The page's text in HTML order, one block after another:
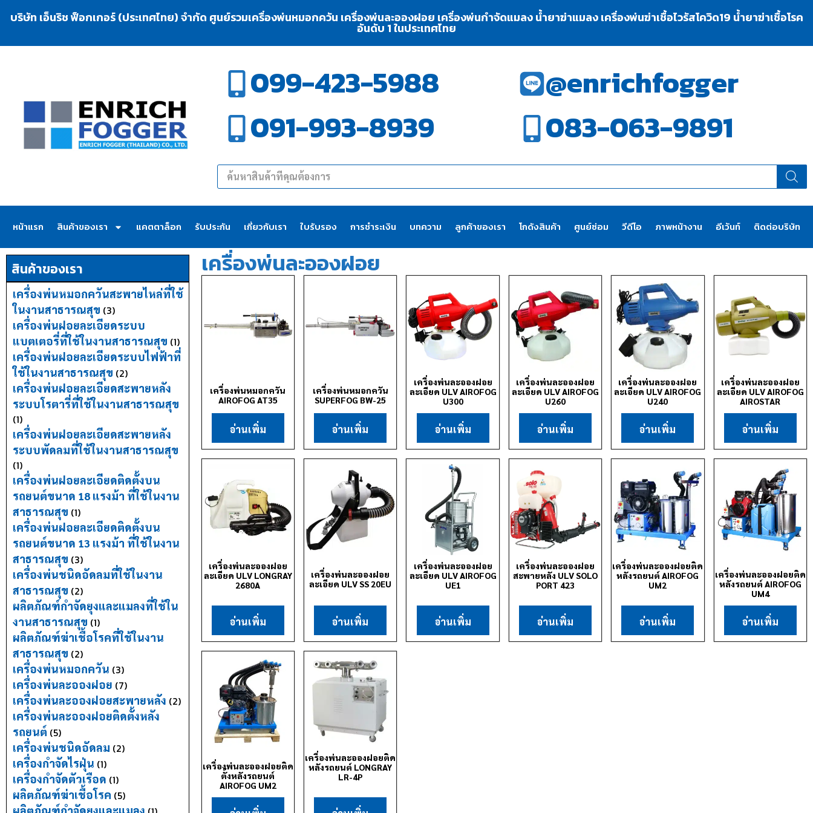
บริษัท เอ็นริช ฟ็อกเกอร์ (ประเทศไทย) จำกัด ศูนย์รวมเครื่องพ่นหมอกควัน เครื่องพ่นละอองฝอย เครื่องพ่นกำจัดแมลง น้ำยาฆ่าแมลง เครื่องพ่นฆ่าเชื้อไวรัสโควิด19 น้ำยาฆ่าเชื้อโรค
อันดับ 1 ในประเทศไทย
099-423-5988
091-993-8939
@enrichfogger
083-063-9891
หน้าแรก สินค้าของเรา แคตตาล็อก รับประกัน เกี่ยวกับเรา ใบรับรอง การชำระเงิน บทความ ลูกค้าของเรา โกดังสินค้า ศูนย์ซ่อม วีดีโอ ภาพหน้างาน อีเว้นท์ ติดต่อบริษัท
สินค้าของเรา
เครื่องพ่นหมอกควันสะพายไหล่ที่ใช้
ในงานสาธารณสุข (3)
เครื่องพ่นฝอยละเอียดระบบ
แบตเตอรี่ที่ใช้ในงานสาธารณสุข (1)
เครื่องพ่นฝอยละเอียดระบบไฟฟ้าที่
ใช้ในงานสาธารณสุข (2)
เครื่องพ่นฝอยละเอียดสะพายหลัง
ระบบโรตารี่ที่ใช้ในงานสาธารณสุข
(1)
เครื่องพ่นฝอยละเอียดสะพายหลัง
ระบบพัดลมที่ใช้ในงานสาธารณสุข
(1)
เครื่องพ่นฝอยละเอียดติดตั้งบน
รถยนต์ขนาด 18 แรงม้า ที่ใช้ในงาน
สาธารณสุข (1)
เครื่องพ่นฝอยละเอียดติดตั้งบน
รถยนต์ขนาด 13 แรงม้า ที่ใช้ในงาน
สาธารณสุข (3)
เครื่องพ่นชนิดอัดลมที่ใช้ในงาน
สาธารณสุข (2)
ผลิตภัณฑ์กำจัดยุงและแมลงที่ใช้ใน
งานสาธารณสุข (1)
ผลิตภัณฑ์ฆ่าเชื้อโรคที่ใช้ในงาน
สาธารณสุข (2)
เครื่องพ่นหมอกควัน (3)
เครื่องพ่นละอองฝอย (7)
เครื่องพ่นละอองฝอยสะพายหลัง (2)
เครื่องพ่นละอองฝอยติดตั้งหลัง
รถยนต์ (5)
เครื่องพ่นชนิดอัดลม (2)
เครื่องกำจัดไรฝุ่น (1)
เครื่องกำจัดตัวเรือด (1)
ผลิตภัณฑ์ฆ่าเชื้อโรค (5)
เครื่องพ่นละอองฝอย
เครื่องพ่นหมอกควัน
AIROFOG AT35
อ่านเพิ่ม
เครื่องพ่นหมอกควัน
SUPERFOG BW-25
อ่านเพิ่ม
เครื่องพ่นละอองฝอย
ละเอียด ULV AIROFOG
U300
อ่านเพิ่ม
เครื่องพ่นละอองฝอย
ละเอียด ULV AIROFOG
U260
อ่านเพิ่ม
เครื่องพ่นละอองฝอย
ละเอียด ULV AIROFOG
U240
อ่านเพิ่ม
เครื่องพ่นละอองฝอย
ละเอียด ULV AIROFOG
AIROSTAR
อ่านเพิ่ม
เครื่องพ่นละอองฝอย
ละเอียด ULV LONGRAY
2680A
อ่านเพิ่ม
เครื่องพ่นละอองฝอย
ละเอียด ULV SS 20EU
อ่านเพิ่ม
เครื่องพ่นละอองฝอย
ละเอียด ULV AIROFOG
UE1
อ่านเพิ่ม
เครื่องพ่นละอองฝอย
สะพายหลัง ULV SOLO
PORT 423
อ่านเพิ่ม
เครื่องพ่นละอองฝอยติด
หลังรถยนต์ AIROFOG
UM2
อ่านเพิ่ม
เครื่องพ่นละอองฝอยติด
หลังรถยนต์ AIROFOG
UM4
อ่านเพิ่ม
เครื่องพ่นละอองฝอยติด
ตั้งหลังรถยนต์
AIROFOG UM2
เครื่องพ่นละอองฝอยติด
หลังรถยนต์ LONGRAY
LR-4P